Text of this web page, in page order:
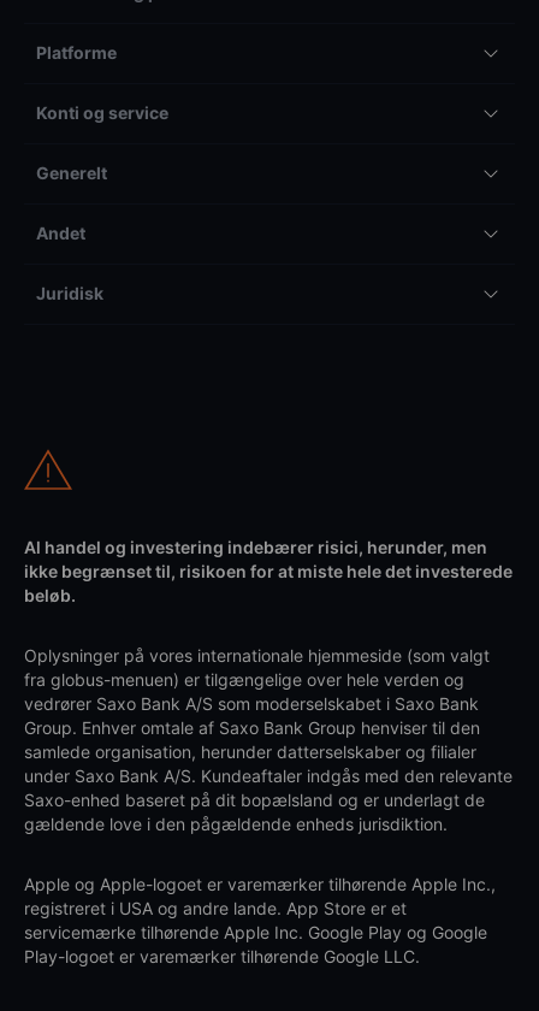
Platforme
Konti og service
Generelt
Andet
Juridisk
Al handel og investering indebærer risici, herunder, men
ikke begrænset til, risikoen for at miste hele det investerede
beløb.
Oplysninger på vores internationale hjemmeside (som valgt
fra globus-menuen) er tilgængelige over hele verden og
vedrører Saxo Bank A/S som moderselskabet i Saxo Bank
Group. Enhver omtale af Saxo Bank Group henviser til den
samlede organisation, herunder datterselskaber og filialer
under Saxo Bank A/S. Kundeaftaler indgås med den relevante
Saxo-enhed baseret på dit bopælsland og er underlagt de
gældende love i den pågældende enheds jurisdiktion.
Apple og Apple-logoet er varemærker tilhørende Apple Inc.,
registreret i USA og andre lande. App Store er et
servicemærke tilhørende Apple Inc. Google Play og Google
Play-logoet er varemærker tilhørende Google LLC.